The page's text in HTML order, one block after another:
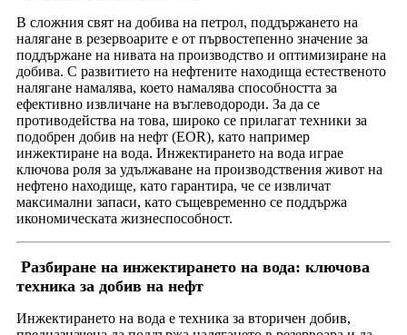
В сложния свят на добива на петрол, поддържането на
налягане в резервоарите е от първостепенно значение за
поддържане на нивата на производство и оптимизиране на
добива. С развитието на нефтените находища естественото
налягане намалява, което намалява способността за
ефективно извличане на въглеводороди. За да се
противодейства на това, широко се прилагат техники за
подобрен добив на нефт (EOR), като например
инжектиране на вода. Инжектирането на вода играе
ключова роля за удължаване на производствения живот на
нефтено находище, като гарантира, че се извличат
максимални запаси, като същевременно се поддържа
икономическата жизнеспособност.
Разбиране на инжектирането на вода: ключова
техника за добив на нефт
Инжектирането на вода е техника за вторичен добив,